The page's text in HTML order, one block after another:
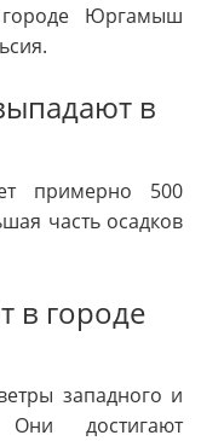
городе Юргамыш
в
примерно 500
часть осадков
в городе
западного и
Они достигают